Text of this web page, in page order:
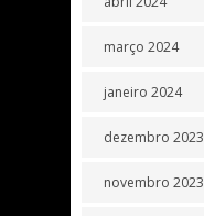
março 2024
janeiro 2024
dezembro 2023
novembro 2023